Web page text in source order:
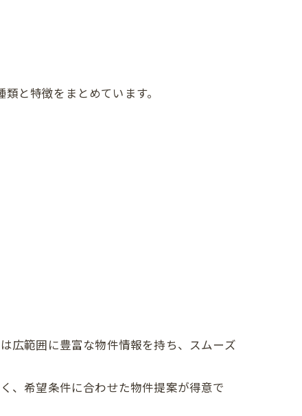
と特徴をまとめています。
広範囲に豊富な物件情報を持ち、スムーズ
、希望条件に合わせた物件提案が得意で